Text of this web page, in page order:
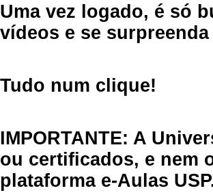
Uma vez logado, é só
vídeos e se
Tudo num clique!
IMPORTANTE: A
ou certificados, e nem
plataforma e-Aulas